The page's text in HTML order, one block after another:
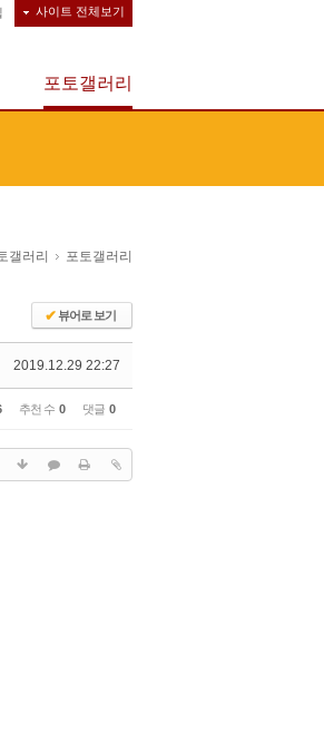
사이트 전체보기
포토갤러리
갤러리 포토갤러리
✔뷰어로 보기
2019.12.29 22:27
추천 수 0 댓글 0